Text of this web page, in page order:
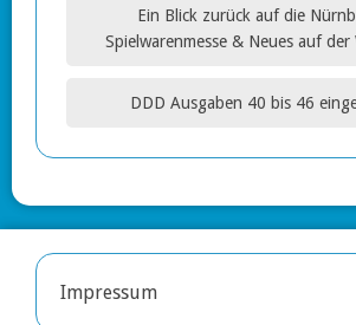
Ein Blick zurück auf die
Spielwarenmesse & Neues auf der
DDD Ausgaben 40 bis 46
Impressum